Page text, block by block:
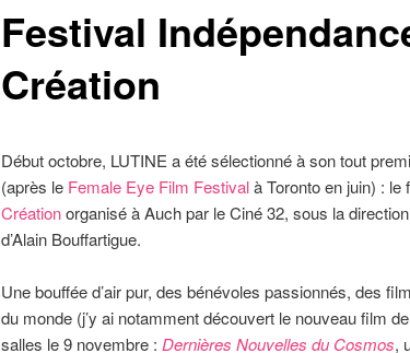
Festival
Création
Début octobre, LUTINE a été sélectionné à son tout
(après le Female Eye Film Festivalà Toronto en juin) : le
Créationorganisé à Auch par le Ciné 32, sous la
d’Alain Bouffartigue.
Une bouffée d’air pur, des bénévoles passionnés, des
du monde (j’y ai notamment découvert le nouveau film
salles le 9 novembre : Dernières Nouvelles du Cosmos,